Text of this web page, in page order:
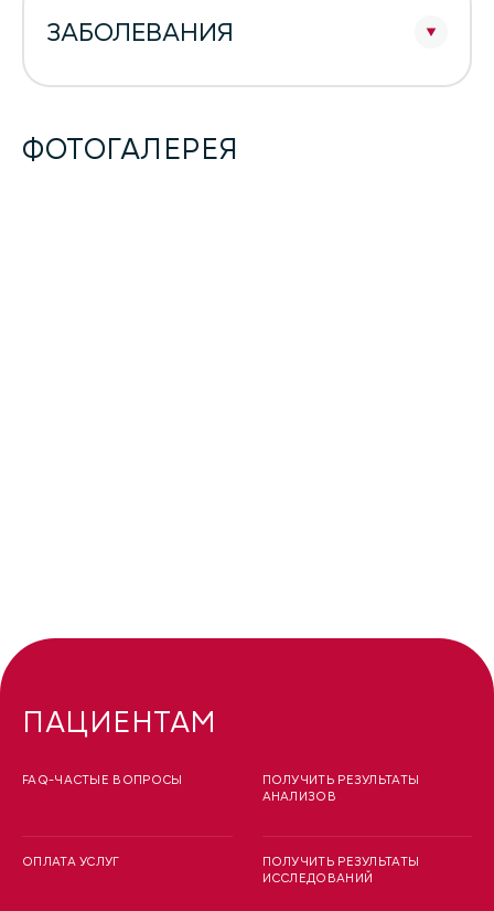
ЗАБОЛЕВАНИЯ
ФОТОГАЛЕРЕЯ
ПАЦИЕНТАМ
FAQ-ЧАСТЫЕ ВОПРОСЫ
ОПЛАТА УСЛУГ
ПОЛУЧИТЬ РЕЗУЛЬТАТЫ
АНАЛИЗОВ
ПОЛУЧИТЬ РЕЗУЛЬТАТЫ
ИССЛЕДОВАНИЙ